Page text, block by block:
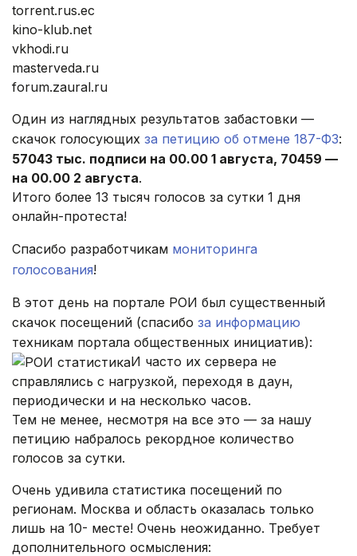
torrent.rus.ec
kino-klub.net
vkhodi.ru
masterveda.ru
forum.zaural.ru
Один из наглядных результатов забастовки —
скачок голосующих за петицию об отмене 187-ФЗ:
57043 тыс. подписи на 00.00 1 августа, 70459 —
на 00.00 2 августа.
Итого более 13 тысяч голосов за сутки 1 дня
онлайн-протеста!
Спасибо разработчикам мониторинга
голосования!
В этот день на портале РОИ был существенный
скачок посещений (спасибо за информацию
техникам портала общественных инициатив):
И часто их сервера не
справлялись с нагрузкой, переходя в даун,
периодически и на несколько часов.
Тем не менее, несмотря на все это — за нашу
петицию набралось рекордное количество
голосов за сутки.
Очень удивила статистика посещений по
регионам. Москва и область оказалась только
лишь на 10- месте! Очень неожиданно. Требует
дополнительного осмысления: